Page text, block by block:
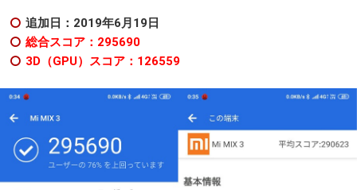
追加日：2019年6月19日
総合スコア：295690
3D（GPU）スコア：126559